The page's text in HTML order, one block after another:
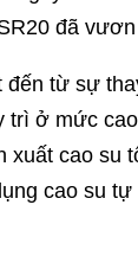
đã
từ sự
trì ở mức
xuất cao su
cao su